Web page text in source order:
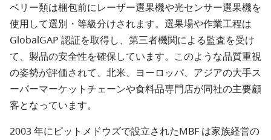
ベリー類は梱包前にレーザー選果機や光センサー選果機を
使用して選別・等級分けされます。選果場や作業工程は
GlobalGAP 認証を取得し、第三者機関による監査を受け
て、製品の安全性を確保しています。このような品質重視
の姿勢が評価されて、北米、ヨーロッパ、アジアの大手ス
ーパーマーケットチェーンや食料品専門店が同社の主要顧
客となっています。
2003 年にピットメドウズで設立されたMBF は家族経営の